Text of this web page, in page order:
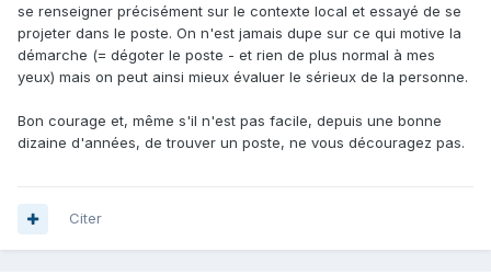
se renseigner précisément sur le contexte local et essayé de se
projeter dans le poste. On n'est jamais dupe sur ce qui motive la
démarche (= dégoter le poste - et rien de plus normal à mes
yeux) mais on peut ainsi mieux évaluer le sérieux de la personne.
Bon courage et, même s'il n'est pas facile, depuis une bonne
dizaine d'années, de trouver un poste, ne vous découragez pas.
Citer